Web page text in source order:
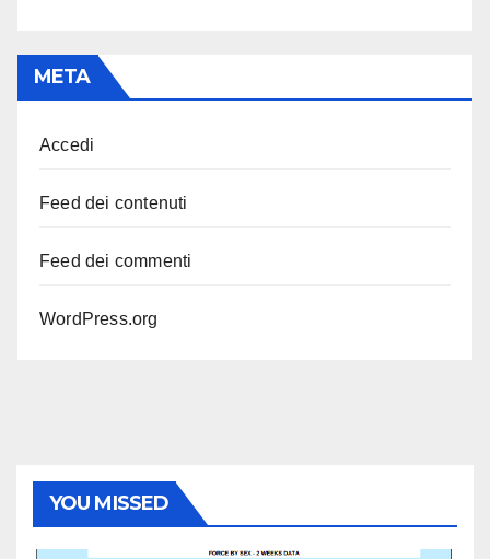
META
Accedi
Feed dei contenuti
Feed dei commenti
WordPress.org
YOU MISSED